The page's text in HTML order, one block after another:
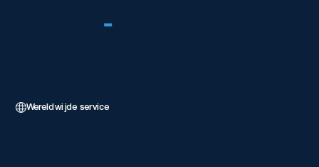
-
Wereldwijde service